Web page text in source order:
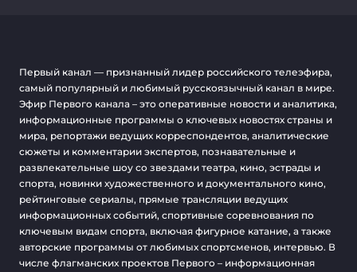
Первый канал — признанный лидер российского телеэфира,
самый популярный и любимый русскоязычный канал в мире.
Эфир Первого канала – это оперативные новости и аналитика,
информационные программы о ключевых новостях страны и
мира, репортажи ведущих корреспондентов, аналитические
сюжеты и комментарии экспертов, познавательные и
развлекательные шоу со звездами театра, кино, эстрады и
спорта, новинки художественного и документального кино,
рейтинговые сериалы, прямые трансляции ведущих
информационных событий, спортивные соревнования по
ключевым видам спорта, включая фигурное катание, а также
авторские программы от любимых спортсменов, интервью. В
числе флагманских проектов Первого – информационная